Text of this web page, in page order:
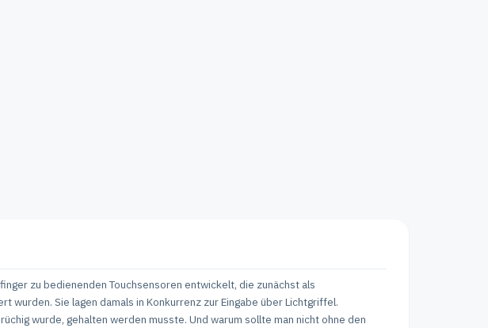
zu bedienenden Touchsensoren entwickelt, die zunächst als
wurden. Sie lagen damals in Konkurrenz zur Eingabe über Lichtgriffel.
wurde, gehalten werden musste. Und warum sollte man nicht ohne den